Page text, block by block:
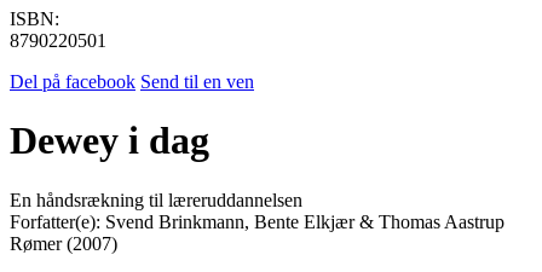
ISBN:
8790220501
Del på facebook Send til en ven
Dewey i dag
En håndsrækning til læreruddannelsen
Forfatter(e): Svend Brinkmann, Bente Elkjær & Thomas Aastrup
Rømer (2007)